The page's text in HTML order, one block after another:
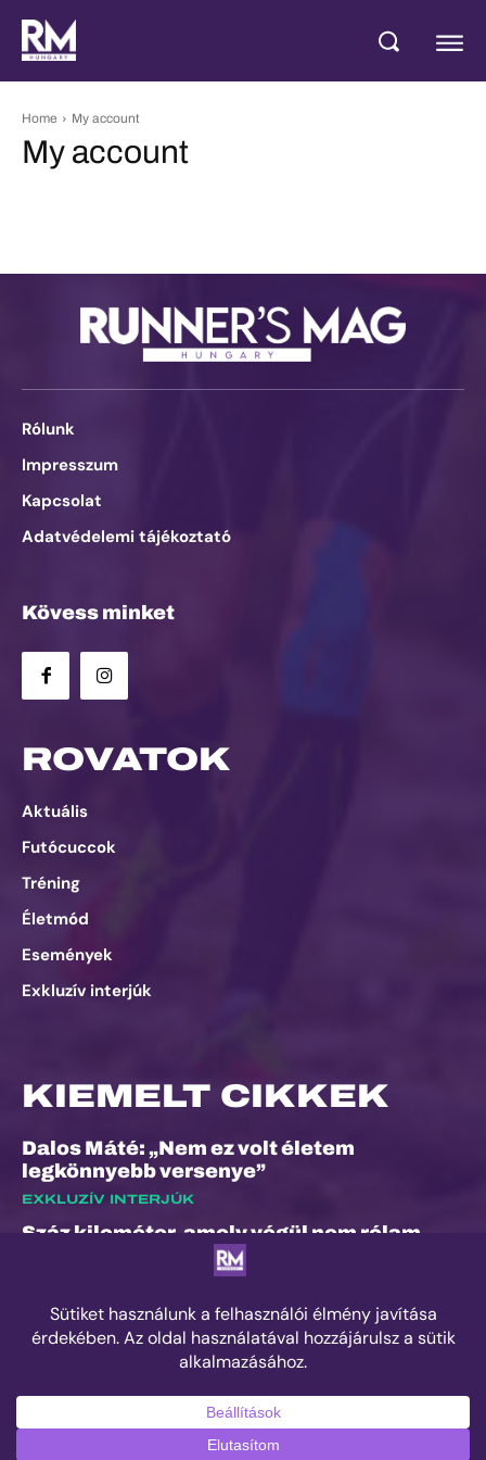
Home My account
My account
Rólunk
Impresszum
Kapcsolat
Adatvédelemi tájékoztató
Kövess minket
ROVATOK
Aktuális
Futócuccok
Tréning
Életmód
Események
Exkluzív interjúk
KIEMELT CIKKEK
Dalos Máté: „Nem ez volt életem
legkönnyebb versenye”
EXKLUZÍV INTERJÚK
Száz kilométer, amely végül nem rólam
Kilian Jornet hiánya sem törheti meg a
Sierre-Zinal varázsát, izgalmas verseny
jöhet a négyezres csúcsok között
ESEMÉNYEK